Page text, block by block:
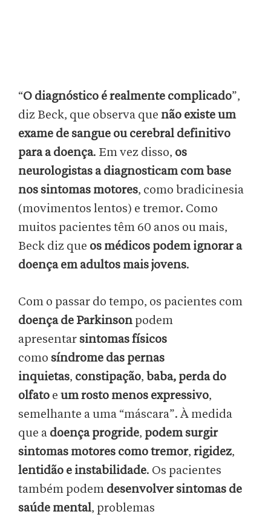
“O diagnóstico é realmente complicado”,
diz Beck, que observa que não existe um
exame de sangue ou cerebral definitivo
para a doença. Em vez disso, os
neurologistas a diagnosticam com base
nos sintomas motores, como bradicinesia
(movimentos lentos) e tremor. Como
muitos pacientes têm 60 anos ou mais,
Beck diz que os médicos podem ignorar a
doença em adultos mais jovens.
Com o passar do tempo, os pacientes com
doença de Parkinson podem
apresentar sintomas físicos
como síndrome das pernas
inquietas, constipação, baba, perda do
olfato e um rosto menos expressivo,
semelhante a uma “máscara”. À medida
que a doença progride, podem surgir
sintomas motores como tremor, rigidez,
lentidão e instabilidade. Os pacientes
também podem desenvolver sintomas de
saúde mental, problemas